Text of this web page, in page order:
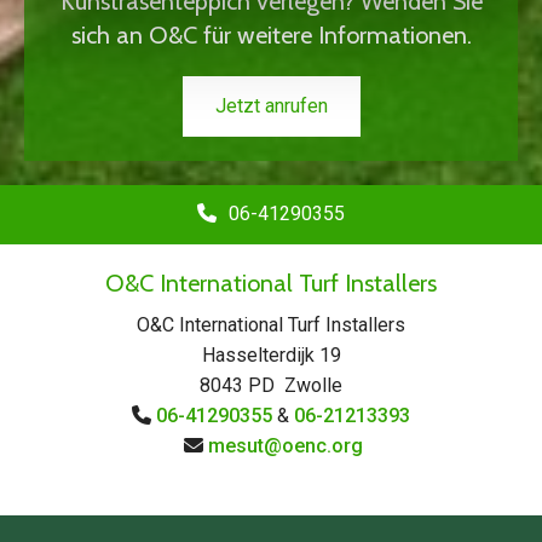
sich an O&C für weitere Informationen.
Jetzt anrufen
06-41290355
O&C International Turf Installers
O&C International Turf Installers
Hasselterdijk 19
8043 PD Zwolle
 06-41290355 & 06-21213393
 mesut@oenc.org